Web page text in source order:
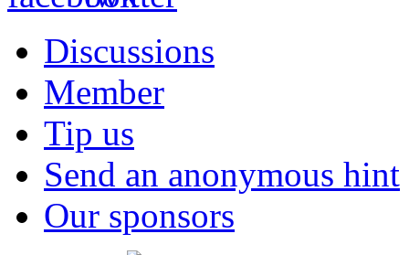
Discussions
Member
Tip us
Send an anonymous hint
Our sponsors